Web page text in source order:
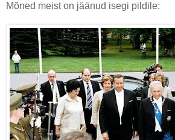
Mõned meist on jäänud isegi pildile: